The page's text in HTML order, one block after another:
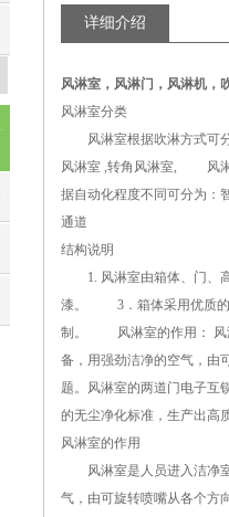
详细介绍
风淋室 ， 风淋门，风淋机，
风淋室分类
风淋室根据吹淋方式可分
风淋室 ,转角风淋室, 风淋
据自动化程度不同可分为
通道
结构说明
1. 风淋室由箱体、门、高
漆。 3．箱体采用优质的
制。 风淋室的作用： 风淋
备，用强劲洁净的空气，由
题。风淋室的两道门电子互
的无尘净化标准，生产出高
风淋室的作用
风淋室是人员进入洁净室
气，由可旋转喷嘴从各个方